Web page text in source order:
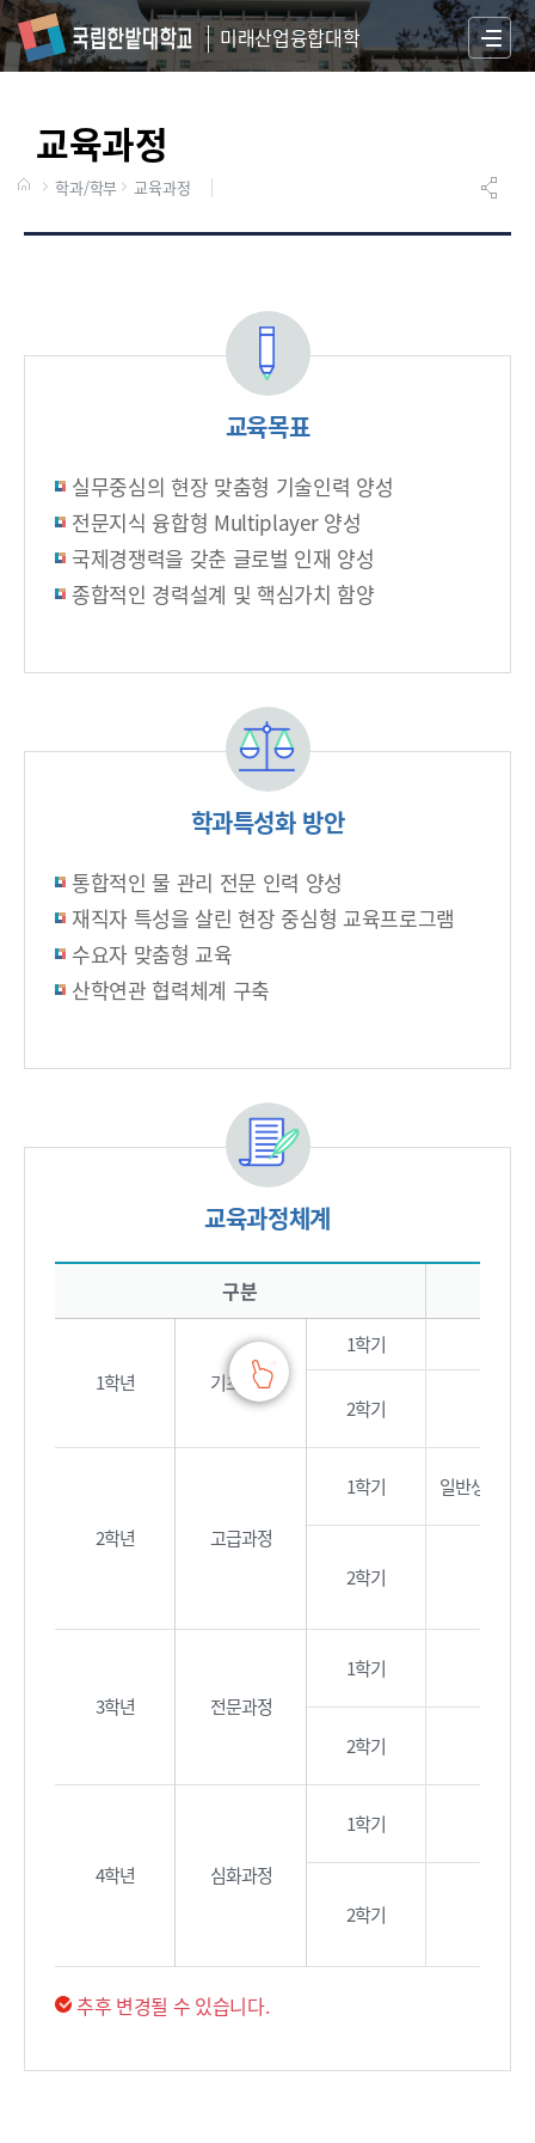
미래산업융합대학
S
I
교육과정
학과/학부 교육과정
교육목표
실무중심의 현장 맞춤형 기술인력 양성
전문지식 융합형 Multiplayer 양성
국제경쟁력을 갖춘 글로벌 인재 양성
종합적인 경력설계 및 핵심가치 함양
학과특성화 방안
통합적인 물 관리 전문 인력 양성
재직자 특성을 살린 현장 중심형 교육프로그램
수요자 맞춤형 교육
산학연관 협력체계 구축
교육과정체계
교육과정체계에 대한 표로 구분, 교양, 전공, OJT으로 구성되어 있습니다.
구분
1학년 기초과정
1학기
2학기
2학년 고급과정
1학기 일반생물학,
2학기
3학년 전문과정
1학기
2학기
4학년 심화과정
1학기
2학기
추후 변경될 수 있습니다.